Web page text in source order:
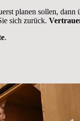
planen sollen, dann
sich zurück.
.